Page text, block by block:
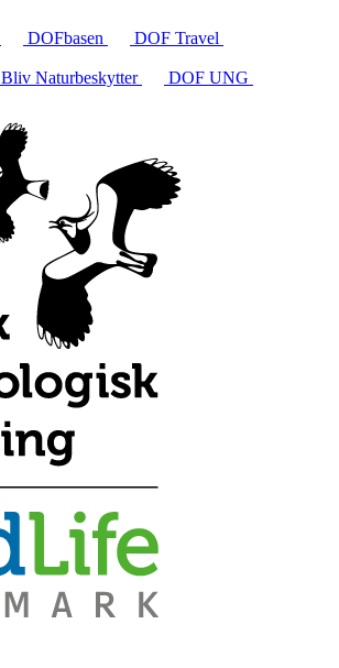
DOFbasen
DOF Travel
Bliv Naturbeskytter
DOF UNG